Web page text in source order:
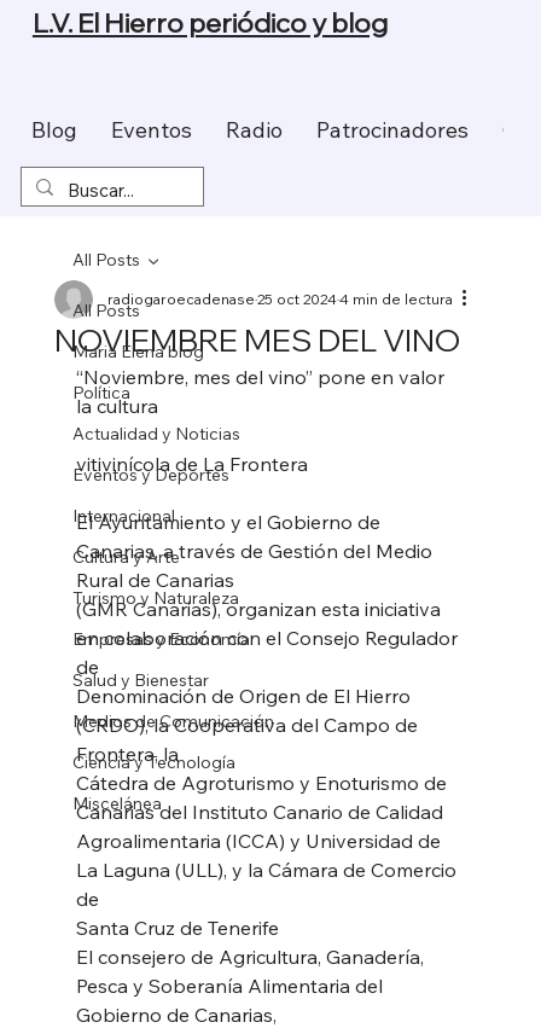
Blog Eventos Radio Patrocinadores
L.V. El Hierro periódico y blog
All Posts
Maria Elena blog
Política
Actualidad y Noticias
Eventos y Deportes
Internacional
Cultura y Arte
Turismo y Naturaleza
Empresas y Economía
Salud y Bienestar
Medios de Comunicación
Ciencia y Tecnología
Miscelánea
All Posts
NOVIEMBRE MES DEL VINO
radiogaroecadenase25 oct 20244 min de lectura
“Noviembre, mes del vino” pone en valor
la cultura
vitivinícola de La Frontera
El Ayuntamiento y el Gobierno de
Canarias, a través de Gestión del Medio
Rural de Canarias
(GMR Canarias), organizan esta iniciativa
en colaboración con el Consejo Regulador
de
Denominación de Origen de El Hierro
(CRDO), la Cooperativa del Campo de
Frontera, la
Cátedra de Agroturismo y Enoturismo de
Canarias del Instituto Canario de Calidad
Agroalimentaria (ICCA) y Universidad de
La Laguna (ULL), y la Cámara de Comercio
de
Santa Cruz de Tenerife
El consejero de Agricultura, Ganadería,
Pesca y Soberanía Alimentaria del
Gobierno de Canarias,